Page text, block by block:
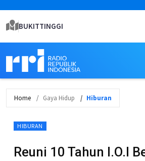
BUKITTINGGI
Home Gaya Hidup Hiburan
HIBURAN
Reuni 10 Tahun I.O.I